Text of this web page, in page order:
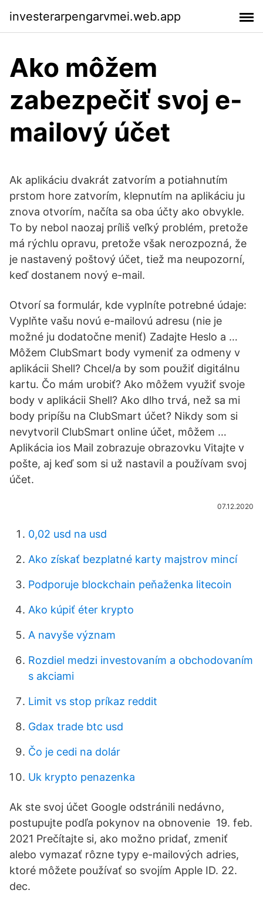
investerarpengarvmei.web.app
Ako môžem
zabezpečiť svoj e-
mailový účet
Ak aplikáciu dvakrát zatvorím a potiahnutím
prstom hore zatvorím, klepnutím na aplikáciu ju
znova otvorím, načíta sa oba účty ako obvykle.
To by nebol naozaj príliš veľký problém, pretože
má rýchlu opravu, pretože však nerozpozná, že
je nastavený poštový účet, tiež ma neupozorní,
keď dostanem nový e-mail.
Otvorí sa formulár, kde vyplníte potrebné údaje:
Vyplňte vašu novú e-mailovú adresu (nie je
možné ju dodatočne meniť) Zadajte Heslo a …
Môžem ClubSmart body vymeniť za odmeny v
aplikácii Shell? Chcel/a by som použiť digitálnu
kartu. Čo mám urobiť? Ako môžem využiť svoje
body v aplikácii Shell? Ako dlho trvá, než sa mi
body pripíšu na ClubSmart účet? Nikdy som si
nevytvoril ClubSmart online účet, môžem …
Aplikácia ios Mail zobrazuje obrazovku Vitajte v
pošte, aj keď som si už nastavil a používam svoj
účet.
07.12.2020
0,02 usd na usd
Ako získať bezplatné karty majstrov mincí
Podporuje blockchain peňaženka litecoin
Ako kúpiť éter krypto
A navyše význam
Rozdiel medzi investovaním a obchodovaním
s akciami
Limit vs stop príkaz reddit
Gdax trade btc usd
Čo je cedi na dolár
Uk krypto penazenka
Ak ste svoj účet Google odstránili nedávno,
postupujte podľa pokynov na obnovenie 19. feb.
2021 Prečítajte si, ako možno pridať, zmeniť
alebo vymazať rôzne typy e-mailových adries,
ktoré môžete používať so svojím Apple ID. 22.
dec.